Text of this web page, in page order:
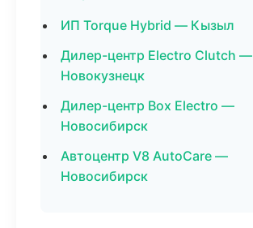
ИП Torque Hybrid — Кызыл
Дилер-центр Electro Clutch —
Новокузнецк
Дилер-центр Box Electro —
Новосибирск
Автоцентр V8 AutoCare —
Новосибирск